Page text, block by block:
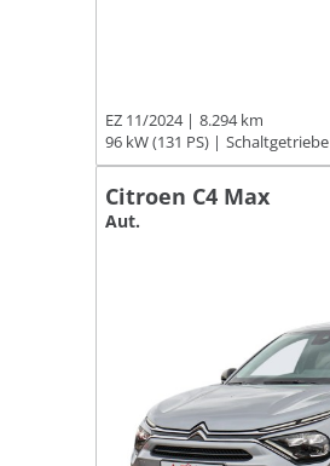
EZ 11/2024
8.294 km
96 kW (131 PS)
Schaltgetriebe
Citroen C4 Max
Aut.